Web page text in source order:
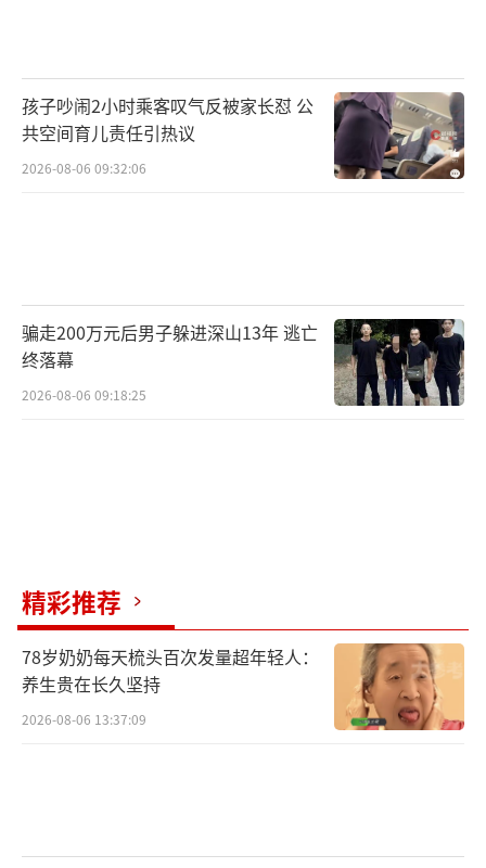
孩子吵闹2小时乘客叹气反被家长怼 公
共空间育儿责任引热议
2026-08-06 09:32:06
骗走200万元后男子躲进深山13年 逃亡
终落幕
2026-08-06 09:18:25
精彩推荐
78岁奶奶每天梳头百次发量超年轻人：
养生贵在长久坚持
2026-08-06 13:37:09